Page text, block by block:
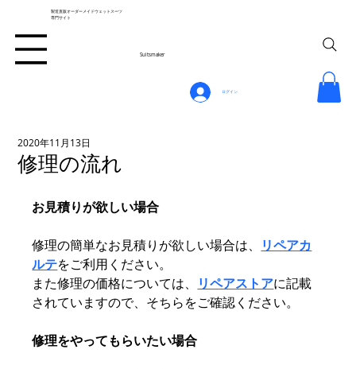
Suitsmaker
製造直販オーダーメイドウェットスーツ
専門サイト
ログイン
修理の流れ
2020年11月13日
お見積りが欲しい場合
修理の簡単なお見積りが欲しい場合は、
リペアカ
ルテをご利用ください。
また修理の価格については、
リペアストアに記載
されていますので、そちらをご確認ください。
修理をやってもらいたい場合